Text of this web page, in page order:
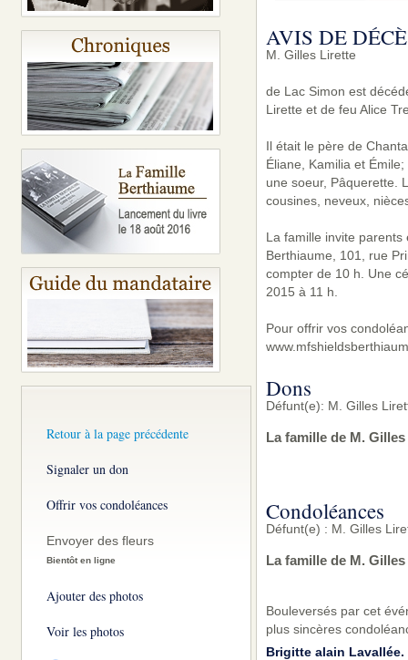
Retour à la page précédente
Signaler un don
Offrir vos condoléances
Envoyer des fleurs
Bientôt en ligne
Ajouter des photos
Voir les photos
AVIS DE
M. Gilles Lirette
de Lac Simon est
Lirette et de feu Alice
Il était le père de
Éliane, Kamilia et
une soeur, Pâquerette.
cousines, neveux,
La famille invite
Berthiaume, 101, rue
compter de 10 h. Une
2015 à 11 h.
Pour offrir vos
Dons
Défunt(e): M. Gilles
La famille de M.
Condoléances
Défunt(e) : M. Gilles
La famille de M.
Bouleversés par cet
plus sincères
Brigitte alain Lavallée.